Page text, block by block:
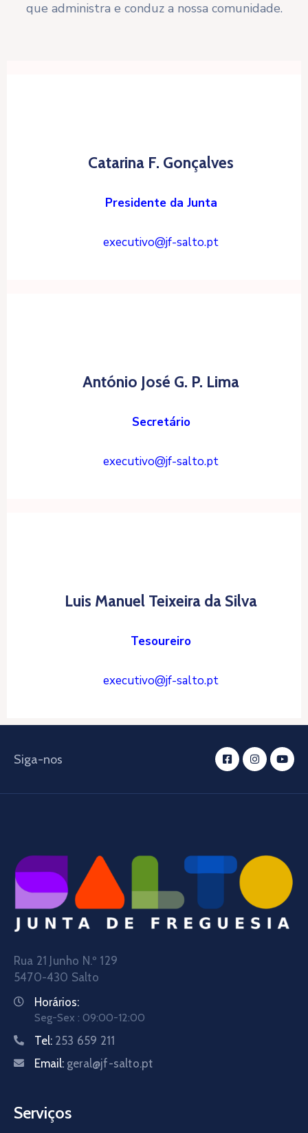
que administra e conduz a nossa comunidade.
Catarina F. Gonçalves
Presidente da Junta
executivo@jf-salto.pt
António José G. P. Lima
Secretário
executivo@jf-salto.pt
Luis Manuel Teixeira da Silva
Tesoureiro
executivo@jf-salto.pt
Siga-nos
Rua 21 Junho N.º 129
5470-430 Salto
Horários:
Seg-Sex : 09:00-12:00
Tel: 253 659 211
Email: geral@jf-salto.pt
Serviços